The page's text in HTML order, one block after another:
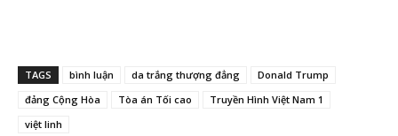
TAGS bình luận da trắng thượng đẳng
Donald Trump
đảng Cộng Hòa
Tòa án Tối cao
Truyền Hình Việt Nam 1
việt linh